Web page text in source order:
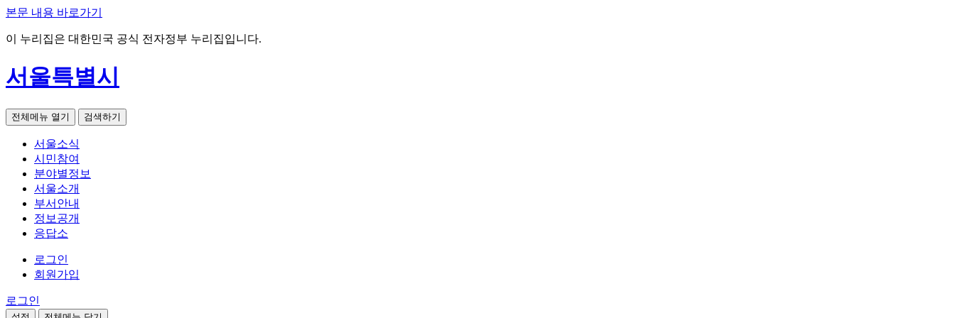
본문 내용 바로가기
이 누리집은 대한민국 공식 전자정부 누리집입니다.
서울특별시
전체메뉴 열기 검색하기
서울소식
시민참여
분야별정보
서울소개
부서안내
정보공개
응답소
로그인
회원가입
로그인